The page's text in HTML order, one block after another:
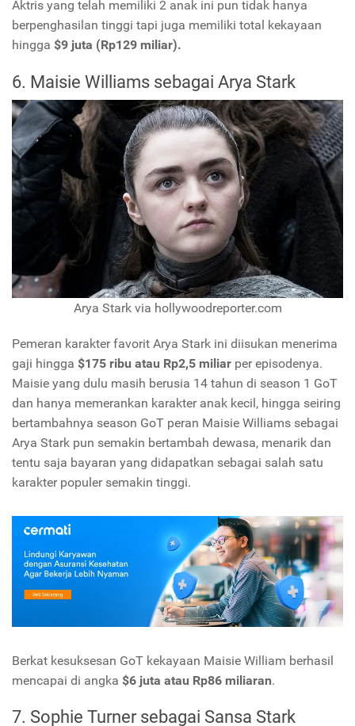
Aktris yang telah memiliki 2 anak ini pun tidak hanya
berpenghasilan tinggi tapi juga memiliki total kekayaan
hingga $9 juta (Rp129 miliar).
6. Maisie Williams sebagai Arya Stark
Arya Stark via hollywoodreporter.com
Pemeran karakter favorit Arya Stark ini diisukan menerima
gaji hingga $175 ribu atau Rp2,5 miliar per episodenya.
Maisie yang dulu masih berusia 14 tahun di season 1 GoT
dan hanya memerankan karakter anak kecil, hingga seiring
bertambahnya season GoT peran Maisie Williams sebagai
Arya Stark pun semakin bertambah dewasa, menarik dan
tentu saja bayaran yang didapatkan sebagai salah satu
karakter populer semakin tinggi.
Berkat kesuksesan GoT kekayaan Maisie William berhasil
mencapai di angka $6 juta atau Rp86 miliaran.
7. Sophie Turner sebagai Sansa Stark